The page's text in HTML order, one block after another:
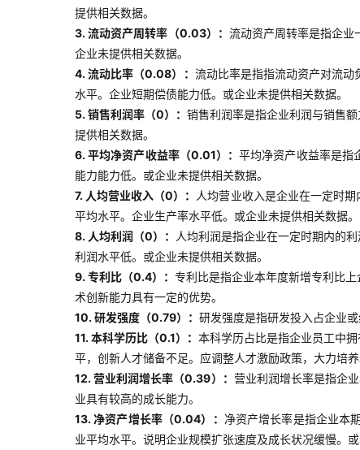
提供相关数据。
3. 流动资产周转率（0.03）： 流动资产周转率是指企业
企业未提供相关数据。
4. 流动比率（0.08）： 流动比率是指指流动资产对流
水平。企业短期偿债能力低。或企业未提供相关数据。
5. 销售利润率（0）： 销售利润率是指企业利润与销售
提供相关数据。
6. 平均净资产收益率（0.01）：平均净资产收益率是指
能力能力低。或企业未提供相关数据。
7. 人均营业收入（0）： 人均营业收入是企业在一定时
平均水平。企业生产率水平低。或企业未提供相关数据。
8. 人均利润（0）：
人均利润是指企业在一定时期内的
利润水平低。或企业未提供相关数据。
9. 专利比（0.4）： 专利比是指企业本年度新增专利比
术创新能力具有一定的优势。
10. 研发强度（0.79）： 研发强度是指研发投入占企业
11. 本科学历比（0.1）： 本科学历占比是指企业员工中
平，创新人才储备不足。应调整人才激励政策，大力培
12. 营业利润增长率（0.39）： 营业利润增长率是指企
业具有较高的成长能力。
13. 净资产增长率（0.04）： 净资产增长率是指企业本
业平均水平。说明企业规模扩张速度及成长状况缓慢。或